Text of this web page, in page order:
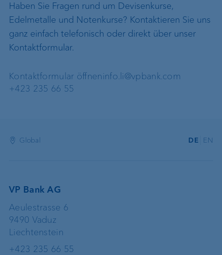
Haben Sie Fragen rund um Devisenkurse,
Edelmetalle und Notenkurse? Kontaktieren Sie uns
ganz einfach telefonisch oder direkt über unser
Kontaktformular.
Kontaktformular öffneninfo.li@vpbank.com
+423 235 66 55
Global DE EN
VP Bank AG
Aeulestrasse 6
9490 Vaduz
Liechtenstein
+423 235 66 55